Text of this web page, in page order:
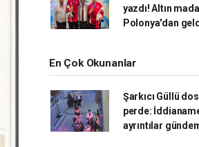
yazdı! Altın
Polonya'dan
En Çok Okunanlar
Şarkıcı Güllü
perde:
ayrıntılar